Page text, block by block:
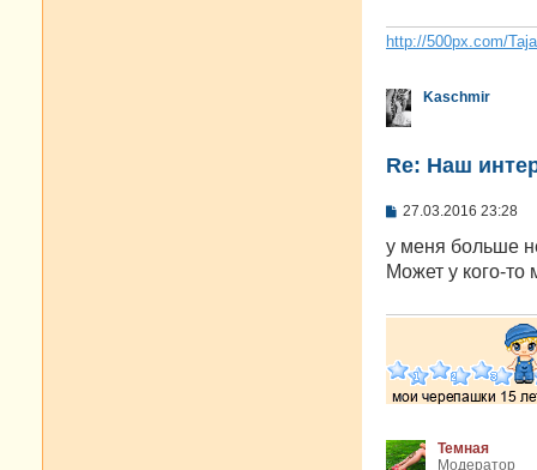
н
и
http://500px.com/
Kaschmir
Re: Наш
С
о
б
щ
н
27.03.2016 23:28
у меня больше
Может у кого-то
Темная
Модератор